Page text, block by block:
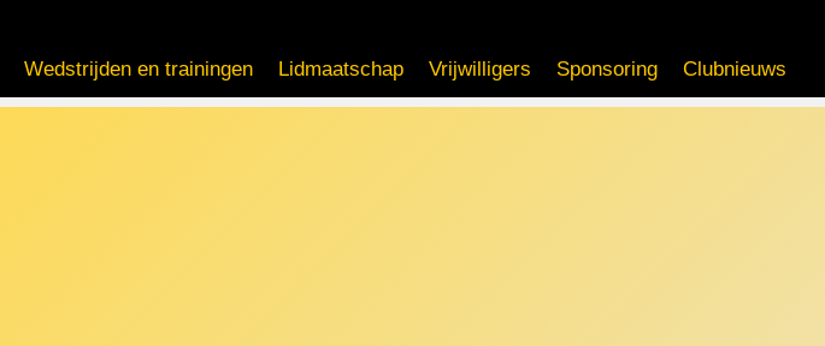
Wedstrijden en trainingen Lidmaatschap Vrijwilligers Sponsoring Clubnieuws